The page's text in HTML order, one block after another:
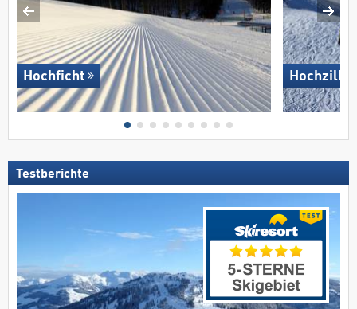
Hochficht
Testberichte